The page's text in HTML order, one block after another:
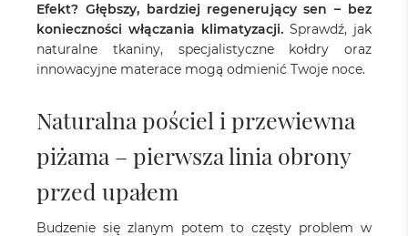
Efekt? Głębszy, bardziej regenerujący sen – bez
konieczności włączania klimatyzacji. Sprawdź, jak
naturalne tkaniny, specjalistyczne kołdry oraz
innowacyjne materace mogą odmienić Twoje noce.
Naturalna pościel i przewiewna
piżama – pierwsza linia obrony
przed upałem
Budzenie się zlanym potem to częsty problem w